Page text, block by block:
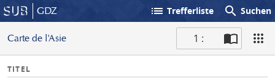
GDZ list Trefferliste search Suchen
Carte de l'Asie 1 :
I
TITEL